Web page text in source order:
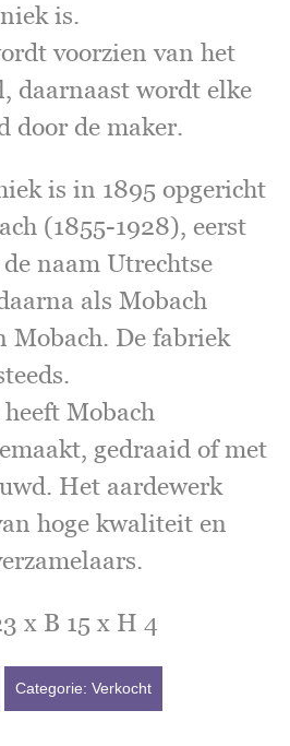
is.
voorzien van het
daarnaast wordt elke
door de maker.
is in 1895 opgericht
(1855-1928), eerst
naam Utrechtse
als Mobach
Mobach. De fabriek
Mobach
gedraaid of met
Het aardewerk
hoge kwaliteit en
x B 15 x H 4
Categorie: Verkocht